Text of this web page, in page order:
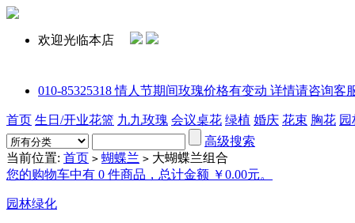
欢迎光临本店
010-85325318 情人节期间玫瑰价格有变动 详情请咨询客
首页 生日/开业花篮 九九玫瑰 会议桌花 绿植 婚庆 花束 胸花
高级搜索
当前位置: 首页 > 蝴蝶兰 > 大蝴蝶兰组合
您的购物车中有 0 件商品，总计金额 ￥0.00元。
园林绿化